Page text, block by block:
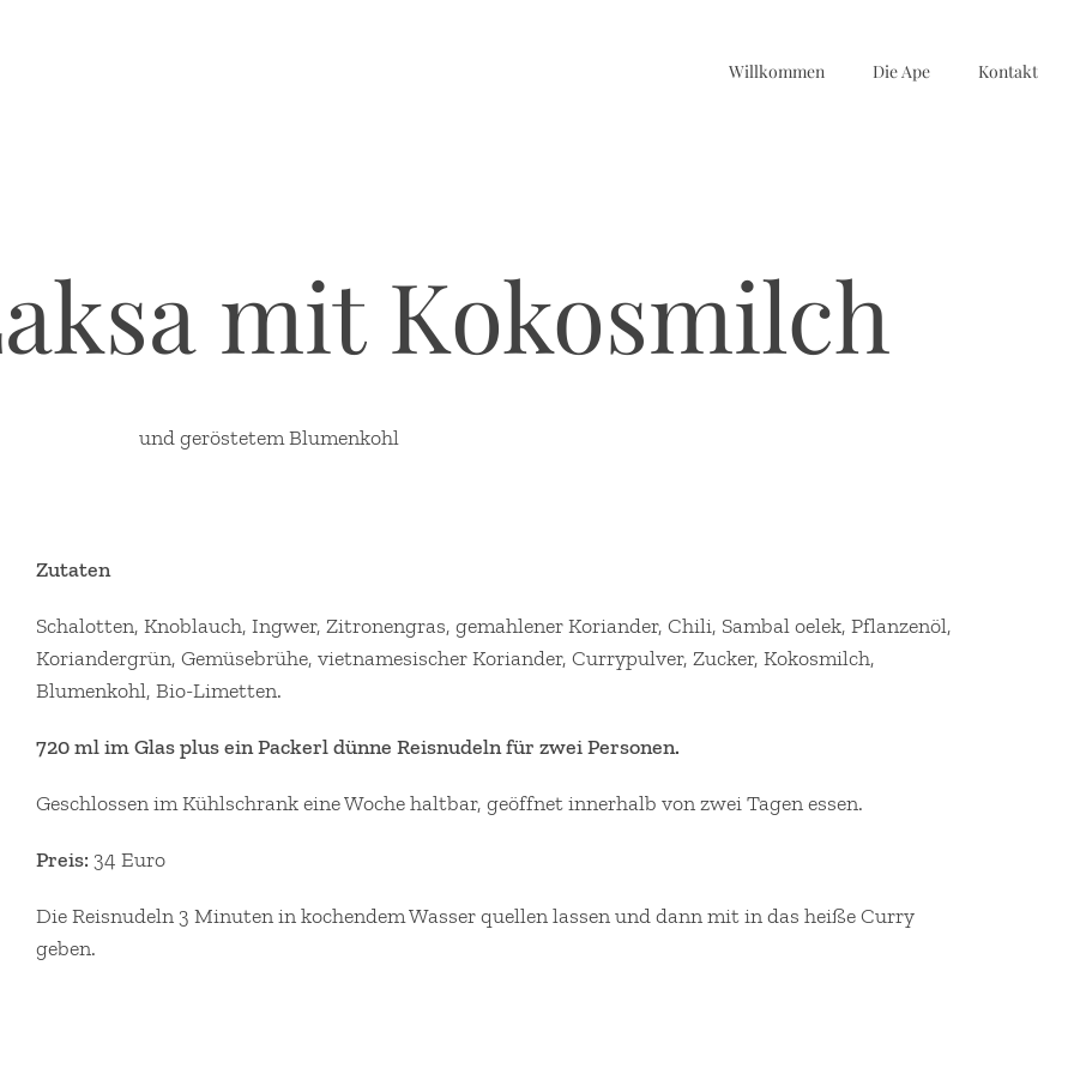
Willkommen Die Ape Kontakt
mit Kokosmilch
und geröstetem Blumenkohl
Zutaten
Schalotten, Knoblauch, Ingwer, Zitronengras, gemahlener Koriander, Chili, Sambal oelek, Pflanzenöl,
Koriandergrün, Gemüsebrühe, vietnamesischer Koriander, Currypulver, Zucker, Kokosmilch,
Blumenkohl, Bio-Limetten.
720 ml im Glas plus ein Packerl dünne Reisnudeln für zwei Personen.
Geschlossen im Kühlschrank eine Woche haltbar, geöffnet innerhalb von zwei Tagen essen.
Preis: 34 Euro
Die Reisnudeln 3 Minuten in kochendem Wasser quellen lassen und dann mit in das heiße Curry
geben.